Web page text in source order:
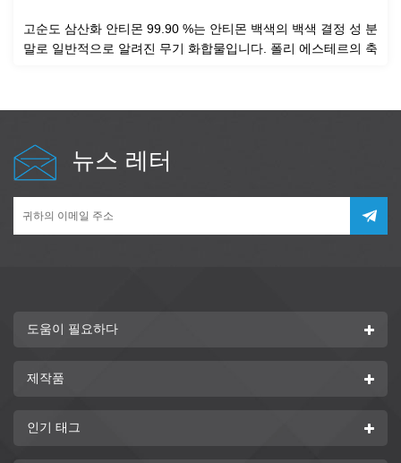
고순도 삼산화 안티몬 99.90 %는 안티몬 백색의 백색 결정 성 분
말로 일반적으로 알려진 무기 화합물입니다. 폴리 에스테르의 축
뉴스 레터
도움이 필요하다
제작품
인기 태그